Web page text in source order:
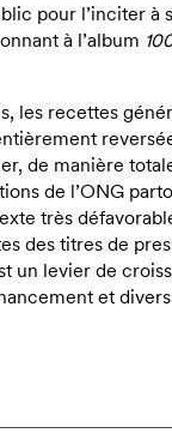
pour l’inciter à
à l’album
les recettes
de manière
de l’ONG
très
des titres de
un levier de
et